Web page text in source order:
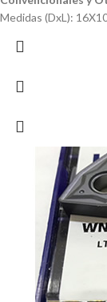
Medidas (DxL):